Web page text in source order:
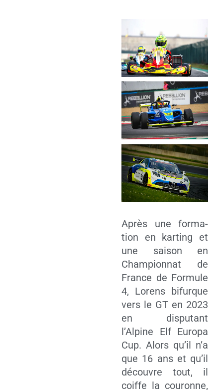
Après une for­ma­
tion en kar­ting et
une sai­son en
Cham­pion­nat de
France de For­mule
4, Lorens bifurque
vers le GT en 2023
en dis­pu­tant
l’Alpine Elf Euro­pa
Cup. Alors qu’il n’a
que 16 ans et qu’il
découvre tout, il
coiffe la cou­ronne,